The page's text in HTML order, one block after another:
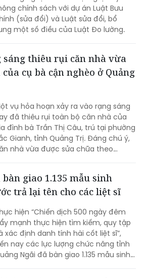
chính sách với dự án Luật Bưu
(sửa đổi) và Luật sửa đổi, bổ
một số điều của Luật Đo lường.
sáng thiêu rụi căn nhà vừa
cụ bà cận nghèo ở Quảng
vụ hỏa hoạn xảy ra vào rạng sáng
đã thiêu rụi toàn bộ căn nhà của
đình bà Trần Thị Câu, trú tại phường
Gianh, tỉnh Quảng Trị. Đáng chú ý,
nhà vừa được sửa chữa theo
toàn.
bàn giao 1.135 mẫu sinh
trả lại tên cho các liệt sĩ
hiện “Chiến dịch 500 ngày đêm
mạnh thực hiện tìm kiếm, quy tập
xác định danh tính hài cốt liệt sĩ”,
nay các lực lượng chức năng tỉnh
Ngãi đã bàn giao 1.135 mẫu sinh